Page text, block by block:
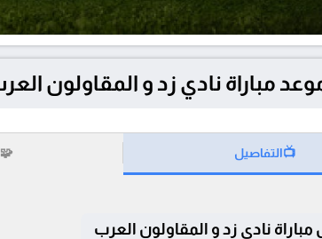
نادي زد و المقاولون العرب بتاريخ 26/3/2026 في
📺التفاصيل 🧩
مباراة نادي زد و المقاولون العرب